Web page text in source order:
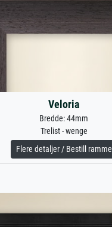
Veloria
Bredde: 44mm
Trelist - wenge
Flere detaljer / Bestill ramme